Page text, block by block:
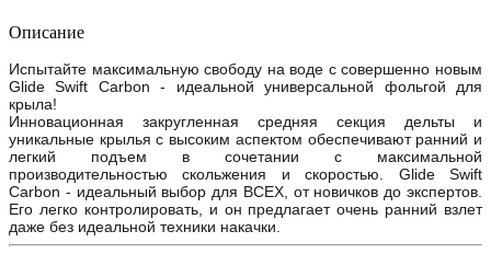
Описание
Испытайте максимальную свободу на воде с совершенно новым
Glide Swift Carbon - идеальной универсальной фольгой для
крыла!
Инновационная закругленная средняя секция дельты и
уникальные крылья с высоким аспектом обеспечивают ранний и
легкий подъем в сочетании с максимальной
производительностью скольжения и скоростью. Glide Swift
Carbon - идеальный выбор для ВСЕХ, от новичков до экспертов.
Его легко контролировать, и он предлагает очень ранний взлет
даже без идеальной техники накачки.